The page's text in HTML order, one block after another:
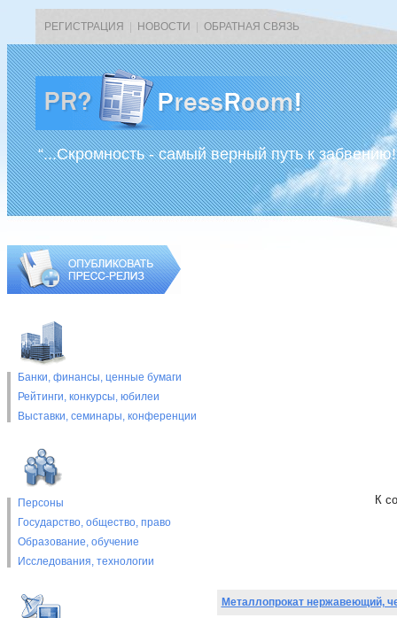
РЕГИСТРАЦИЯ НОВОСТИ ОБРАТНАЯ СВЯЗЬ
“...Скромность - самый верный путь к
Банки, финансы, ценные бумаги
Рейтинги, конкурсы, юбилеи
Выставки, cеминары, конференции
Персоны
Государство, общество, право
Образование, обучение
Исследования, технологии
К
Металлопрокат нержавеющий,